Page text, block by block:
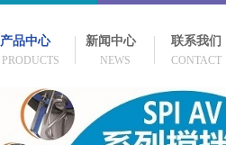
NEWS CONTACT
产品中心 新闻中心 联系我们